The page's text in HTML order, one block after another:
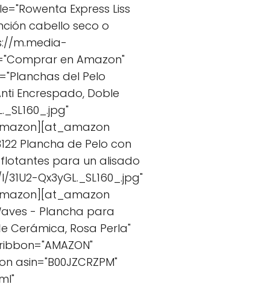
Express Liss
cabello seco o
m.media-
en Amazon"
del Pelo
Encrespado, Doble
Plancha de Pelo con
para un alisado
Qx3yGL._SL160_.jpg"
- Plancha para
Cerámica, Rosa Perla"